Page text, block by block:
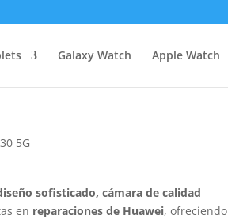
Galaxy Watch Apple Watch
5G
sofisticado, cámara de calidad
en reparaciones de Huawei, ofreciendo